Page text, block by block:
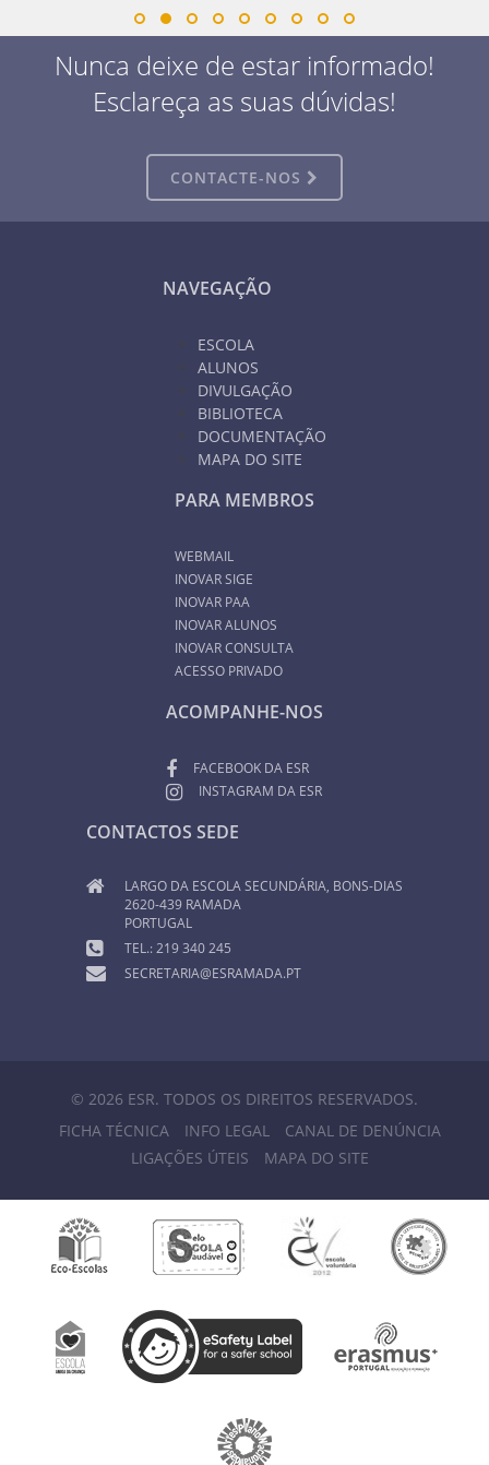
Nunca deixe de estar informado!
Esclareça as suas dúvidas!
CONTACTE-NOS
NAVEGAÇÃO
ESCOLA
ALUNOS
DIVULGAÇÃO
BIBLIOTECA
DOCUMENTAÇÃO
MAPA DO SITE
PARA MEMBROS
WEBMAIL
INOVAR SIGE
INOVAR PAA
INOVAR ALUNOS
INOVAR CONSULTA
ACESSO PRIVADO
ACOMPANHE-NOS
FACEBOOK DA ESR
INSTAGRAM DA ESR
CONTACTOS SEDE
LARGO DA ESCOLA SECUNDÁRIA, BONS-DIAS
2620-439 RAMADA
PORTUGAL
TEL.: 219 340 245
SECRETARIA@ESRAMADA.PT
© 2026 ESR. TODOS OS DIREITOS RESERVADOS.
FICHA TÉCNICA
INFO LEGAL
CANAL DE DENÚNCIA
LIGAÇÕES ÚTEIS
MAPA DO SITE